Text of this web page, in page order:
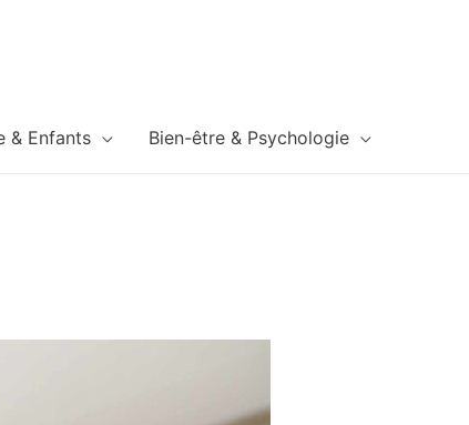
& Enfants Bien-être & Psychologie